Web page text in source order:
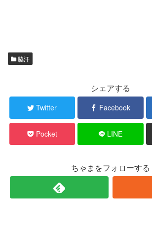
脇汗
シェアする
Twitter Facebook
Pocket LINE
ちゃまをフォローする